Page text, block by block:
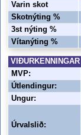
Varin skot
Skotnýting %
3st nýting %
Vítanýting %
VIÐURKENNINGAR
MVP:
Útlendingur:
Ungur:
Úrvalslið: